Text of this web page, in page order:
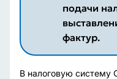
подачи
фактур.
В налоговую систему